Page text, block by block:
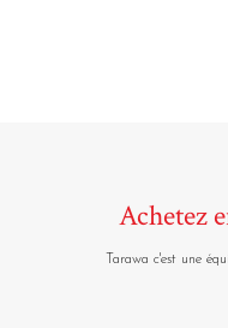
Achetez
Tarawa c'est une